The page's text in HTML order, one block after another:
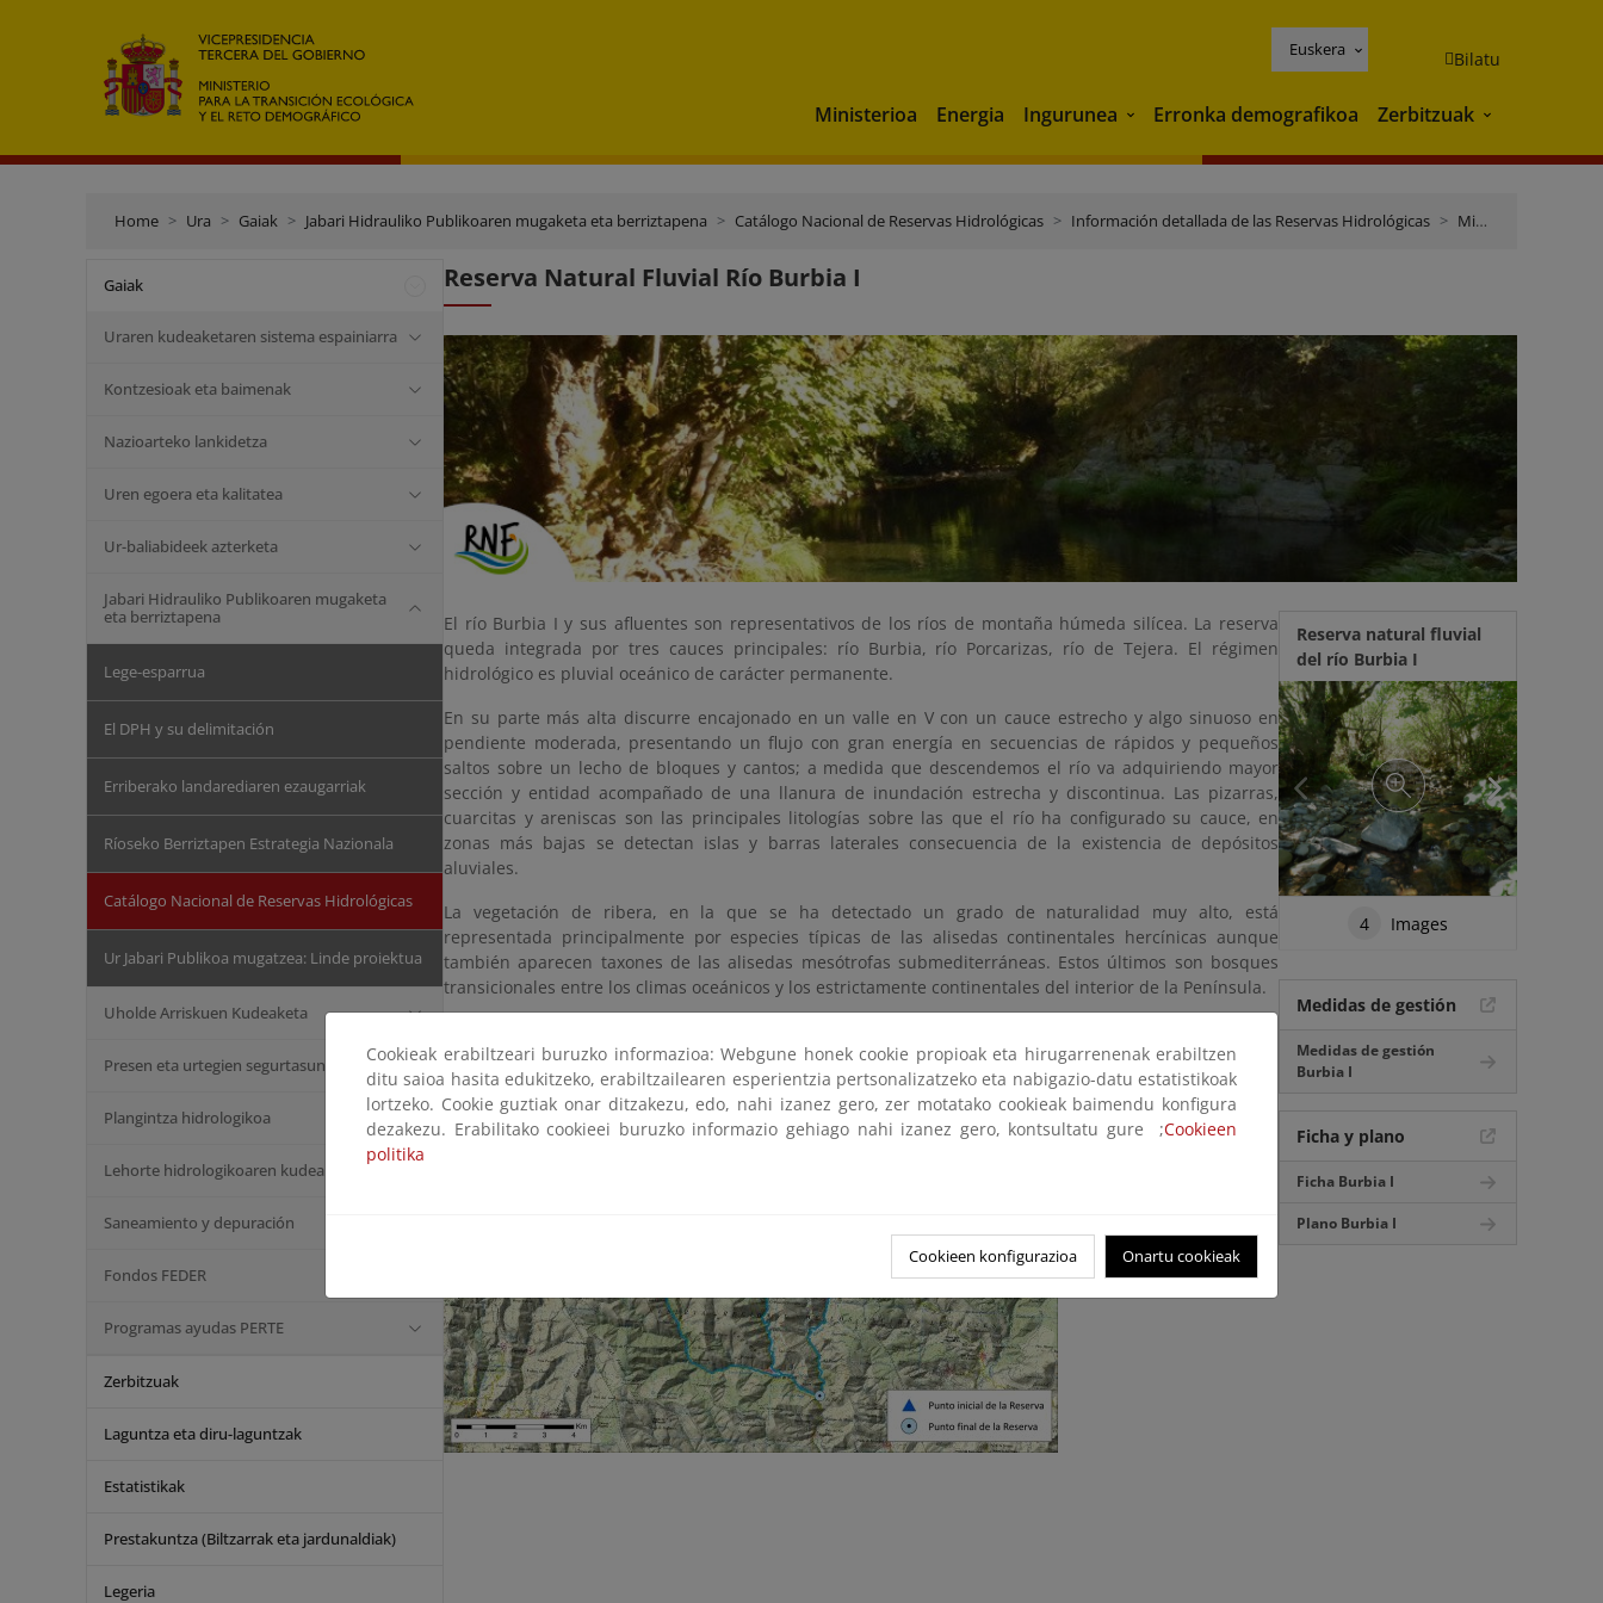
Euskera Bilatu
Ministerioa Energia Ingurunea Ingurunea
Erronka demografikoa Zerbitzuak Zerbitzuak
Home Ura Gaiak Jabari Hidrauliko Publikoaren mugaketa eta berriztapena Catálogo Nacional de Reservas Hidrológicas Información detallada de las Reservas Hidrológicas Miño Sil
Gaiak
Uraren kudeaketaren sistema espainiarra
Kontzesioak eta baimenak
Nazioarteko lankidetza
Uren egoera eta kalitatea
Ur-baliabideek azterketa
Jabari Hidrauliko Publikoaren mugaketa
eta berriztapena
Lege-esparrua
El DPH y su delimitación
Erriberako landarediaren ezaugarriak
Ríoseko Berriztapen Estrategia Nazionala
Catálogo Nacional de Reservas Hidrológicas
Ur Jabari Publikoa mugatzea: Linde proiektua
Uholde Arriskuen Kudeaketa
Presen eta urtegien segurtasuna
Plangintza hidrologikoa
Lehorte hidrologikoaren kudeaketa
Saneamiento y depuración
Fondos FEDER
Programas ayudas PERTE
Zerbitzuak
Laguntza eta diru-laguntzak
Estatistikak
Prestakuntza (Biltzarrak eta jardunaldiak)
Legeria
Reserva Natural Fluvial Río Burbia I
El río Burbia I y sus afluentes son representativos de los ríos de montaña húmeda silícea. La reserva
queda integrada por tres cauces principales: río Burbia, río Porcarizas, río de Tejera. El régimen
hidrológico es pluvial oceánico de carácter permanente.
En su parte más alta discurre encajonado en un valle en V con un cauce estrecho y algo sinuoso en
pendiente moderada, presentando un flujo con gran energía en secuencias de rápidos y pequeños
saltos sobre un lecho de bloques y cantos; a medida que descendemos el río va adquiriendo mayor
sección y entidad acompañado de una llanura de inundación estrecha y discontinua. Las pizarras,
cuarcitas y areniscas son las principales litologías sobre las que el río ha configurado su cauce, en
zonas más bajas se detectan islas y barras laterales consecuencia de la existencia de depósitos
aluviales.
La vegetación de ribera, en la que se ha detectado un grado de naturalidad muy alto, está
representada principalmente por especies típicas de las alisedas continentales hercínicas aunque
también aparecen taxones de las alisedas mesótrofas submediterráneas. Estos últimos son bosques
transicionales entre los climas oceánicos y los estrictamente continentales del interior de la Península.
Reserva natural fluvial
del río Burbia I
4 Images
Medidas de gestión
Medidas de gestión
Burbia I
Ficha y plano
Ficha Burbia I
Plano Burbia I
Cookieak erabiltzeari buruzko informazioa: Webgune honek cookie propioak eta hirugarrenenak erabiltzen
ditu saioa hasita edukitzeko, erabiltzailearen esperientzia pertsonalizatzeko eta nabigazio-datu estatistikoak
lortzeko. Cookie guztiak onar ditzakezu, edo, nahi izanez gero, zer motatako cookieak baimendu konfigura
dezakezu. Erabilitako cookieei buruzko informazio gehiago nahi izanez gero, kontsultatu gure ;Cookieen
politika
Cookieen konfigurazioa Onartu cookieak